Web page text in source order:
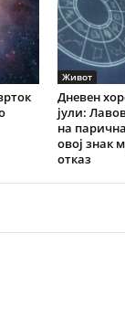
Живот
Дневен
јули:
на
овој знак
отказ